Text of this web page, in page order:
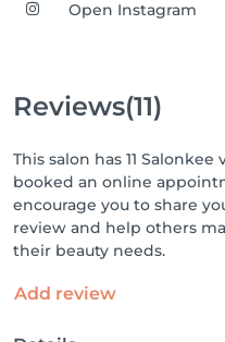
Open Instagram
Reviews(11)
This salon has 11
booked an online
encourage you to share
review and help others
their beauty needs.
Add review